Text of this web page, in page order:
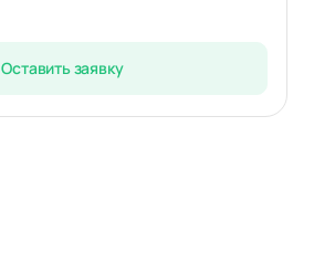
Оставить заявку